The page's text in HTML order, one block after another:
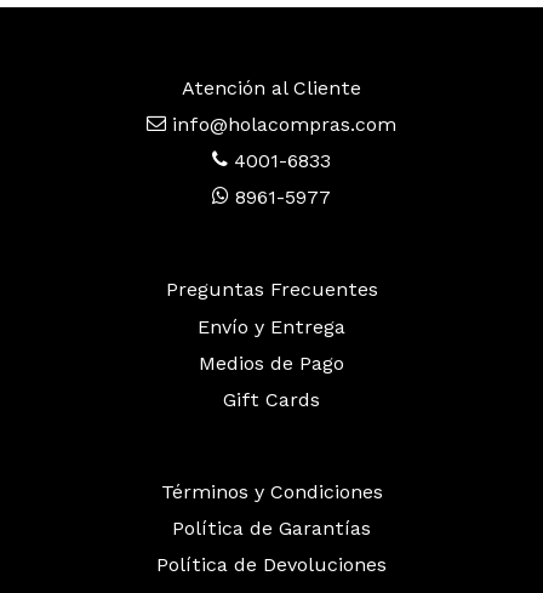
Atención al Cliente
info@holacompras.com
4001-6833
8961-5977
Preguntas Frecuentes
Envío y Entrega
Medios de Pago
Gift Cards
Términos y Condiciones
Política de Garantías
Política de Devoluciones